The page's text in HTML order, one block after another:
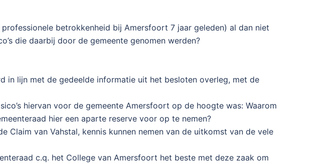
betrokkenheid bij Amersfoort 7 jaar geleden) al dan niet
die daarbij door de gemeente genomen werden?
lijn met de gedeelde informatie uit het besloten overleg, met de
hiervan voor de gemeente Amersfoort op de hoogte was: Waarom
hier een aparte reserve voor op te nemen?
van Vahstal, kennis kunnen nemen van de uitkomst van de vele
c.q. het College van Amersfoort het beste met deze zaak om